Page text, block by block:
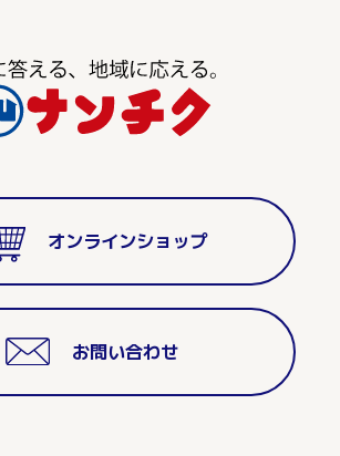
オンラインショップ
お問い合わせ